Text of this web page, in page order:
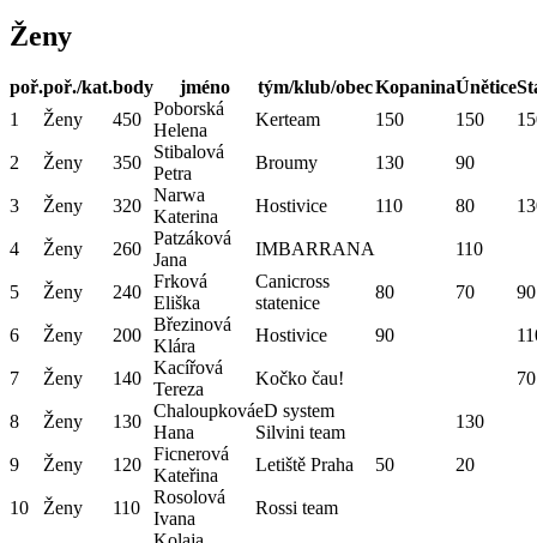
Ženy
poř.poř./kat.body jméno tým/klub/obecKopaninaÚnětice
1
Ženy 450
Poborská
Helena
Kerteam 150 150
2 Ženy 350
Stibalová
Petra
Broumy 130 90
3 Ženy 320
Narwa
Katerina
Hostivice 110 80
4 Ženy 260
Patzáková
Jana
IMBARRANA 110
5 Ženy 240
Frková
Eliška
Canicross
statenice
80 70 90
6 Ženy 200
Březinová
Klára
Hostivice 90
7 Ženy 140
Kacířová
Tereza
Kočko čau! 70
8 Ženy 130
Chaloupková
Hana
eD system
Silvini team
130
9 Ženy 120
Ficnerová
Kateřina
Letiště Praha 50 20
10 Ženy 110
Rosolová
Ivana
Rossi team